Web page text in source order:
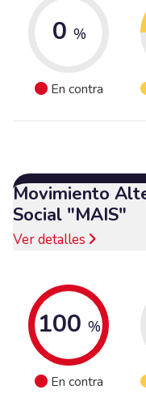
0 %
En contra
Movimiento
Social "MAIS"
Ver detalles
100 %
En contra